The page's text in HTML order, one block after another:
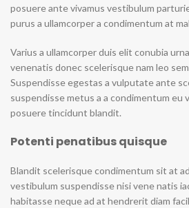
posuere ante vivamus vestibulum
purus a ullamcorper a condimentum at
Varius a ullamcorper duis elit conubia
venenatis donec scelerisque nam leo
Suspendisse egestas a vulputate ante
suspendisse metus a a condimentum eu
posuere tincidunt blandit.
Potenti penatibus quisque
Blandit scelerisque condimentum sit at
vestibulum suspendisse nisi vene natis
habitasse neque ad at hendrerit diam